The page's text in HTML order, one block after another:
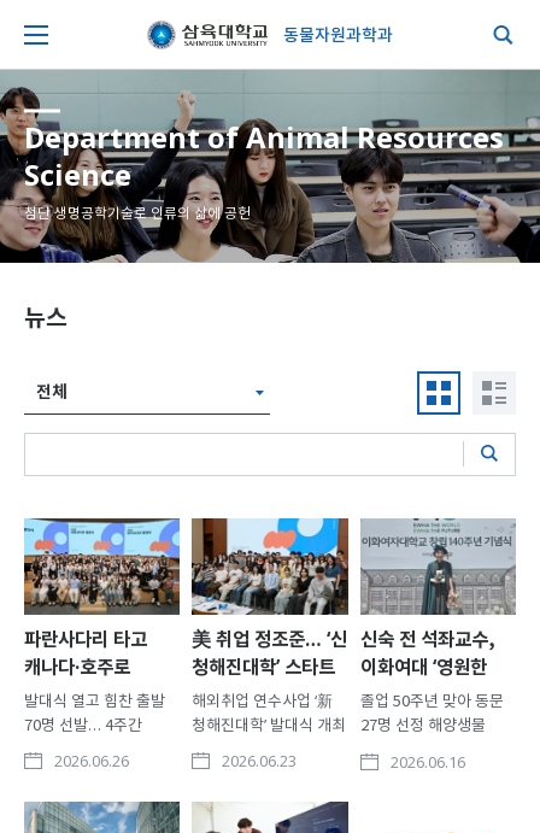
동물자원과학과
Department of Animal Resources
Science
첨단 생명공학기술로 인류의 삶에 공헌
뉴스
전체
파란사다리 타고
캐나다·호주로
발대식 열고 힘찬 출발
70명 선발… 4주간
어학연수·진로탐색·
문화체험 삼육대가
대학생 70명을 선발해
4주간 캐나다, 호주
2026.06.26
美 취업 정조준… ‘신
청해진대학’ 스타트
해외취업 연수사업 ‘新
청해진대학’ 발대식 개최
삼육대 대학일자리본부
(본부장 서경현)는 지난
16일 교내 국제교육관
장근청홀에서
2026.06.23
신숙 전 석좌교수,
이화여대 ‘영원한
이화인’ 추대
졸업 50주년 맞아 동문
27명 선정 해양생물
다양성 연구 공헌 신숙
전 동물자원과학과
2026.06.16